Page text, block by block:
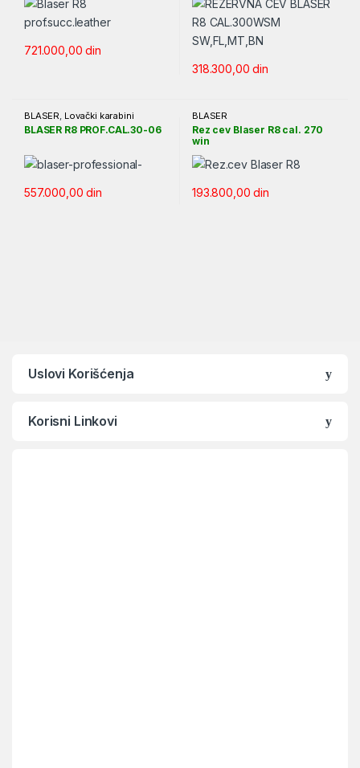
721.000,00din
318.300,00din
BLASER Lovački karabini
BLASER R8 PROF.CAL.30-06
557.000,00din
BLASER
Rez cev Blaser R8 cal. 270
win
193.800,00din
Uslovi Korišćenja
Korisni Linkovi